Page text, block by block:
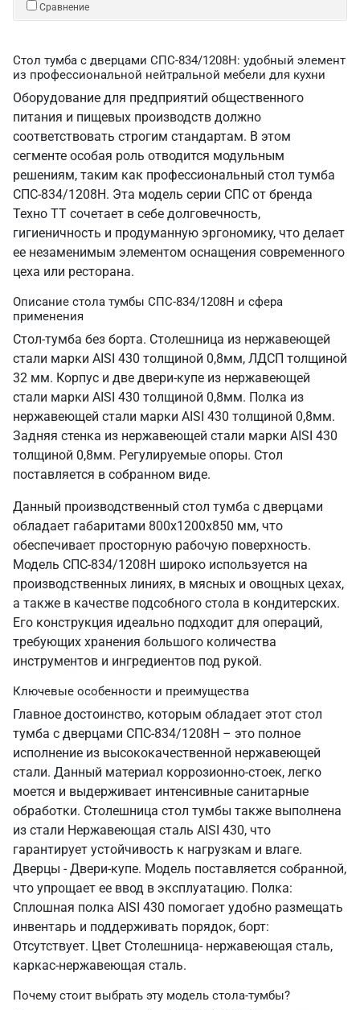
Сравнение
Стол тумба с дверцами СПС-834/1208Н: удобный элемент
из профессиональной нейтральной мебели для кухни
Оборудование для предприятий общественного
питания и пищевых производств должно
соответствовать строгим стандартам. В этом
сегменте особая роль отводится модульным
решениям, таким как профессиональный стол тумба
СПС-834/1208Н. Эта модель серии СПС от бренда
Техно ТТ сочетает в себе долговечность,
гигиеничность и продуманную эргономику, что делает
ее незаменимым элементом оснащения современного
цеха или ресторана.
Описание стола тумбы СПС-834/1208Н и сфера
применения
Стол-тумба без борта. Столешница из нержавеющей
стали марки AISI 430 толщиной 0,8мм, ЛДСП толщиной
32 мм. Корпус и две двери-купе из нержавеющей
стали марки AISI 430 толщиной 0,8мм. Полка из
нержавеющей стали марки AISI 430 толщиной 0,8мм.
Задняя стенка из нержавеющей стали марки AISI 430
толщиной 0,8мм. Регулируемые опоры. Стол
поставляется в собранном виде.
Данный производственный стол тумба с дверцами
обладает габаритами 800х1200х850 мм, что
обеспечивает просторную рабочую поверхность.
Модель СПС-834/1208Н широко используется на
производственных линиях, в мясных и овощных цехах,
а также в качестве подсобного стола в кондитерских.
Его конструкция идеально подходит для операций,
требующих хранения большого количества
инструментов и ингредиентов под рукой.
Ключевые особенности и преимущества
Главное достоинство, которым обладает этот стол
тумба с дверцами СПС-834/1208Н – это полное
исполнение из высококачественной нержавеющей
стали. Данный материал коррозионно-стоек, легко
моется и выдерживает интенсивные санитарные
обработки. Столешница стол тумбы также выполнена
из стали Нержавеющая сталь AISI 430, что
гарантирует устойчивость к нагрузкам и влаге.
Дверцы - Двери-купе. Модель поставляется собранной,
что упрощает ее ввод в эксплуатацию. Полка:
Сплошная полка AISI 430 помогает удобно размещать
инвентарь и поддерживать порядок, борт:
Отсутствует. Цвет Столешница- нержавеющая сталь,
каркас-нержавеющая сталь.
Почему стоит выбрать эту модель стола-тумбы?